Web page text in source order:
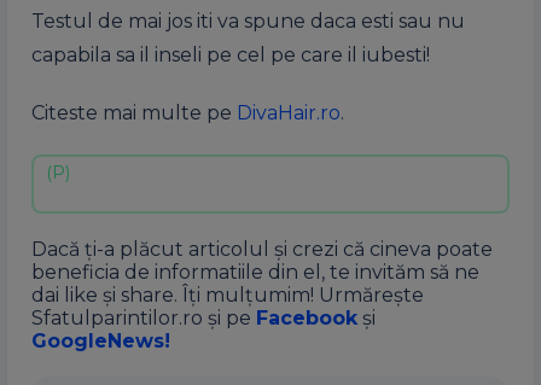
Testul de mai jos iti va spune daca esti sau nu
capabila sa il inseli pe cel pe care il iubesti!
Citeste mai multe pe DivaHair.ro.
Dacă ți-a plăcut articolul și crezi că cineva poate
beneficia de informatiile din el, te invităm să ne
dai like și share. Îți mulțumim! Urmărește
Sfatulparintilor.ro și pe Facebook și
GoogleNews!